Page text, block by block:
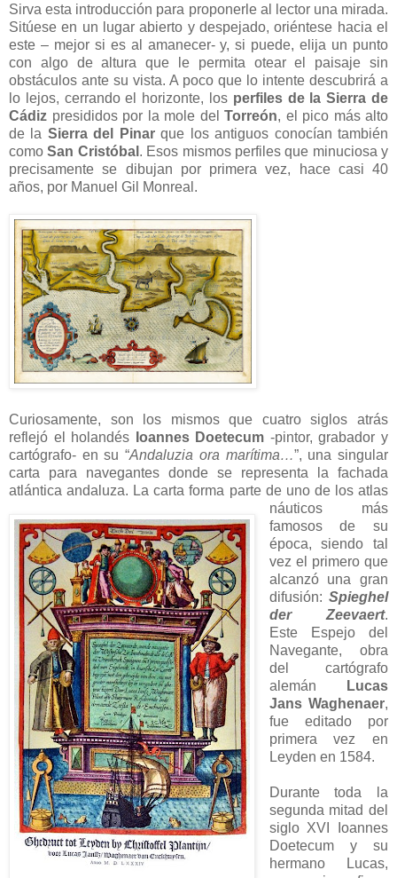
Sirva esta introducción para proponerle al lector una mirada.
Sitúese en un lugar abierto y despejado, oriéntese hacia el
este – mejor si es al amanecer- y, si puede, elija un punto
con algo de altura que le permita otear el paisaje sin
obstáculos ante su vista. A poco que lo intente descubrirá a
lo lejos, cerrando el horizonte, los perfiles de la Sierra de
Cádiz presididos por la mole del Torreón, el pico más alto
de la Sierra del Pinarque los antiguos conocían también
comoSan Cristóbal . Esos mismos perfiles que minuciosa y
precisamente se dibujan por primera vez, hace casi 40
años, por Manuel Gil Monreal.
Curiosamente, son los mismos que cuatro siglos atrás
reflejó el holandés
Ioannes Doetecum -pintor, grabador y
cartógrafo- en su “Andaluzia ora marítima…”, una singular
carta para navegantes donde se representa la fachada
atlántica andaluza. La carta forma parte de uno de los atlas
náuticos más
famosos de su
época, siendo tal
vez el primero que
alcanzó una gran
difusión: Spieghel
der Zeevaert.
Este Espejo del
Navegante, obra
del cartógrafo
alemán
Lucas
Jans Waghenaer,
fue editado por
primera vez en
Leyden en 1584.
Durante toda la
segunda mitad del
siglo XVI Ioannes
Doetecum y su
hermano Lucas,